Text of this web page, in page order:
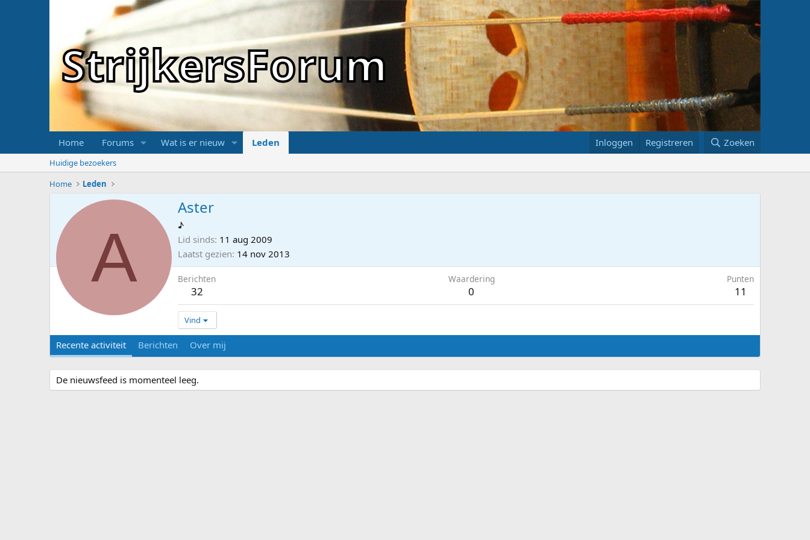
StrijkersForum
Home Forums Wat is er nieuw Leden Inloggen Registreren Zoeken
Huidige bezoekers
Home
Leden
A
Aster
♪
Lid sinds 11 aug 2009
Laatst gezien 14 nov 2013
Berichten
32
Waardering
0
Punten
11
Vind
Recente activiteit Berichten Over mij
De nieuwsfeed is momenteel leeg.